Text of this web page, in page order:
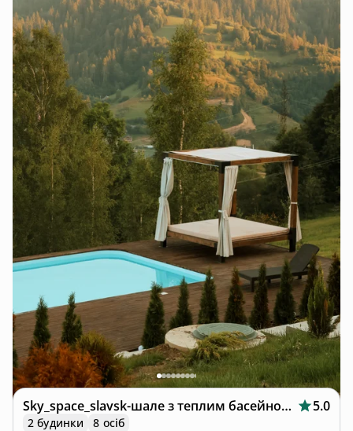
Sky_space_slavsk-шале з теплим басейном🩵 5.0
2 будинки
8 осіб